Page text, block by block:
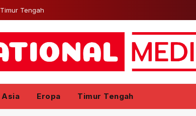
Timur Tengah
Asia Eropa Timur Tengah